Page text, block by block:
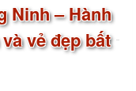
Ninh – Hành
vẻ đẹp bất